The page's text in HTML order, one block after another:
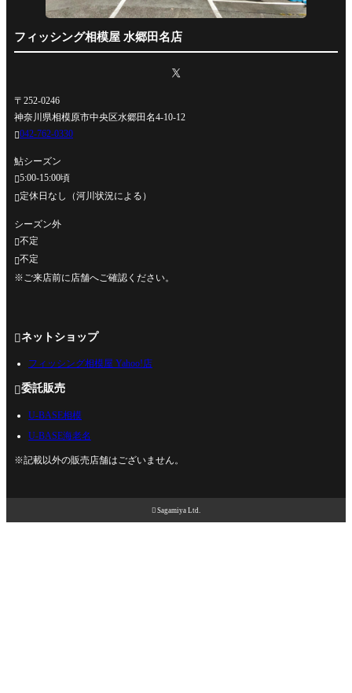
フィッシング相模屋 水郷田名店
〒252-0246
神奈川県相模原市中央区水郷田名4-10-12
042-762-0330
鮎シーズン
5:00-15:00頃
定休日なし（河川状況による）
シーズン外
不定
不定
※ご来店前に店舗へご確認ください。
ネットショップ
フィッシング相模屋 Yahoo!店
委託販売
U-BASE相模
U-BASE海老名
※記載以外の販売店舗はございません。
 Sagamiya Ltd.